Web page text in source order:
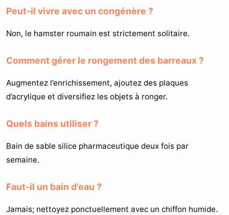
Peut-il vivre avec un congénère ?
Non, le hamster roumain est strictement solitaire.
Comment gérer le rongement des barreaux ?
Augmentez l’enrichissement, ajoutez des plaques
d’acrylique et diversifiez les objets à ronger.
Quels bains utiliser ?
Bain de sable silice pharmaceutique deux fois par
semaine.
Faut-il un bain d’eau ?
Jamais; nettoyez ponctuellement avec un chiffon humide.